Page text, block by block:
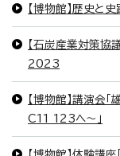
【博物館】歴史と
【石炭産業対策協
2023
【博物館】講演会
C11 123へ〜」